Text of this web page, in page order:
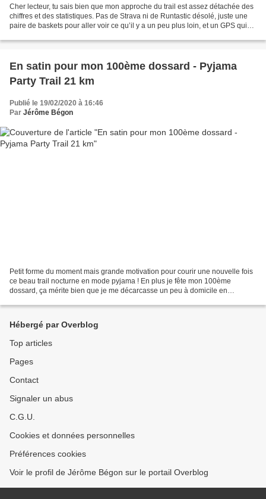
Cher lecteur, tu sais bien que mon approche du trail est assez détachée des
chiffres et des statistiques. Pas de Strava ni de Runtastic désolé, juste une
paire de baskets pour aller voir ce qu’il y a un peu plus loin, et un GPS qui
En satin pour mon 100ème dossard - Pyjama
Party Trail 21 km
Publié le 19/02/2020 à 16:46
Par Jérôme Bégon
Petit forme du moment mais grande motivation pour courir une nouvelle fois
ce beau trail nocturne en mode pyjama ! En plus je fête mon 100ème
dossard, ça mérite bien que je me décarcasse un peu à domicile en
Hébergé par Overblog
Top articles
Pages
Contact
Signaler un abus
C.G.U.
Cookies et données personnelles
Préférences cookies
Voir le profil de Jérôme Bégon sur le portail Overblog